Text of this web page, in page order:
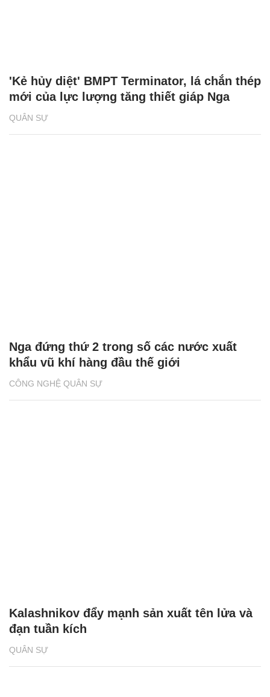
QUÂN SỰ
'Kẻ hủy diệt' BMPT Terminator, lá chắn thép
mới của lực lượng tăng thiết giáp Nga
CÔNG NGHỆ QUÂN SỰ
Nga đứng thứ 2 trong số các nước xuất
khẩu vũ khí hàng đầu thế giới
QUÂN SỰ
Kalashnikov đẩy mạnh sản xuất tên lửa và
đạn tuần kích